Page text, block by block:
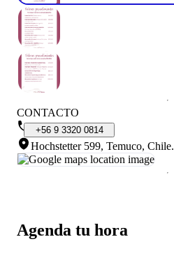
Agenda tu hora
CONTACTO
+56 9 3320 0814
Hochstetter 599, Temuco, Chile.